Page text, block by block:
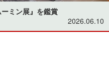
ミン展』を鑑賞
2026.06.10